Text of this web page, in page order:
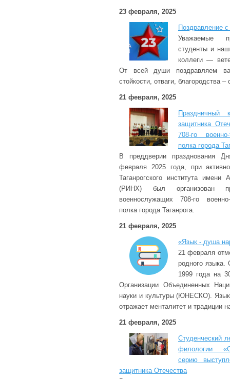
23 февраля, 2025
Поздравление
Уважаемые
студенты и
коллеги —
От всей души поздравляем
стойкости, отваги, благородства
21 февраля, 2025
Праздничный
защитника
708-го военно-
полка города
В преддверии празднования
февраля 2025 года, при
Таганрогского института
(РИНХ) был организован
военнослужащих 708-го военно-
полка города Таганрога.
21 февраля, 2025
«Язык - душа
21 февраля
родного языка.
1999 года на
Организации Объединенных
науки и культуры (ЮНЕСКО).
отражает менталитет и традиции
21 февраля, 2025
Студенческий
филологии
серию
защитника Отечества